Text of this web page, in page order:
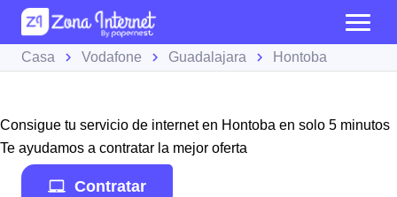
Casa Vodafone Guadalajara Hontoba
Consigue tu servicio de internet en Hontoba en solo 5 minutos
Te ayudamos a contratar la mejor oferta
Contratar